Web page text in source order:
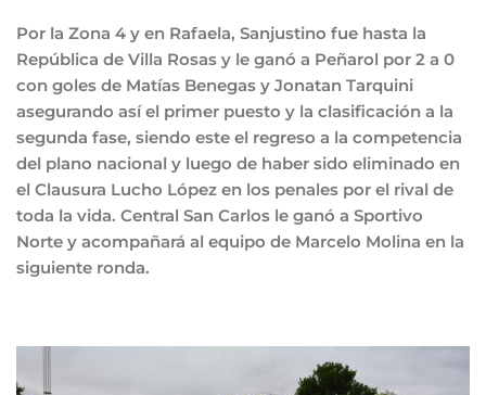
Por la Zona 4 y en Rafaela, Sanjustino fue hasta la
República de Villa Rosas y le ganó a Peñarol por 2 a 0
con goles de Matías Benegas y Jonatan Tarquini
asegurando así el primer puesto y la clasificación a la
segunda fase, siendo este el regreso a la competencia
del plano nacional y luego de haber sido eliminado en
el Clausura Lucho López en los penales por el rival de
toda la vida. Central San Carlos le ganó a Sportivo
Norte y acompañará al equipo de Marcelo Molina en la
siguiente ronda.